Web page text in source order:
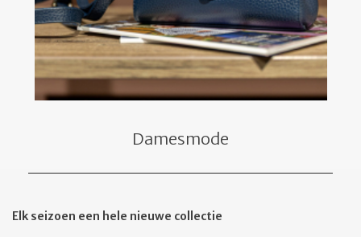
Damesmode
Elk seizoen een hele nieuwe collectie